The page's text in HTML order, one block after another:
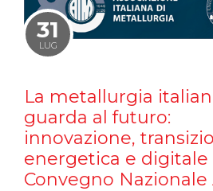
31
LUG
La metallurgia
guarda al futuro:
innovazione,
energetica e digitale
Convegno Nazionale